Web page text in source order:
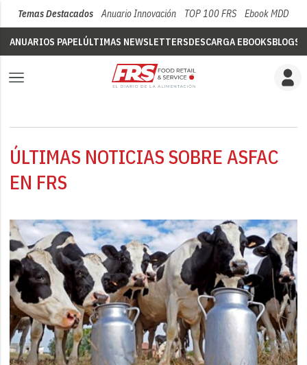
Temas Destacados Anuario Innovación TOP 100 FRS Ebook MDD
ANUARIOS PAPELÚLTIMAS NEWSLETTERSDESCARGA EBOOKSBLOGS
ÚLTIMAS NOTICIAS SOBRE ASFAC
EN FRS